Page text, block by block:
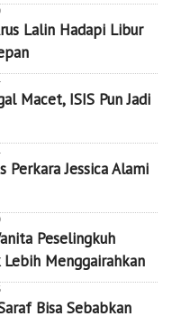
Lalin Hadapi Libur
Macet, ISIS Pun Jadi
Perkara Jessica Alami
Peselingkuh
Menggairahkan
Bisa Sebabkan